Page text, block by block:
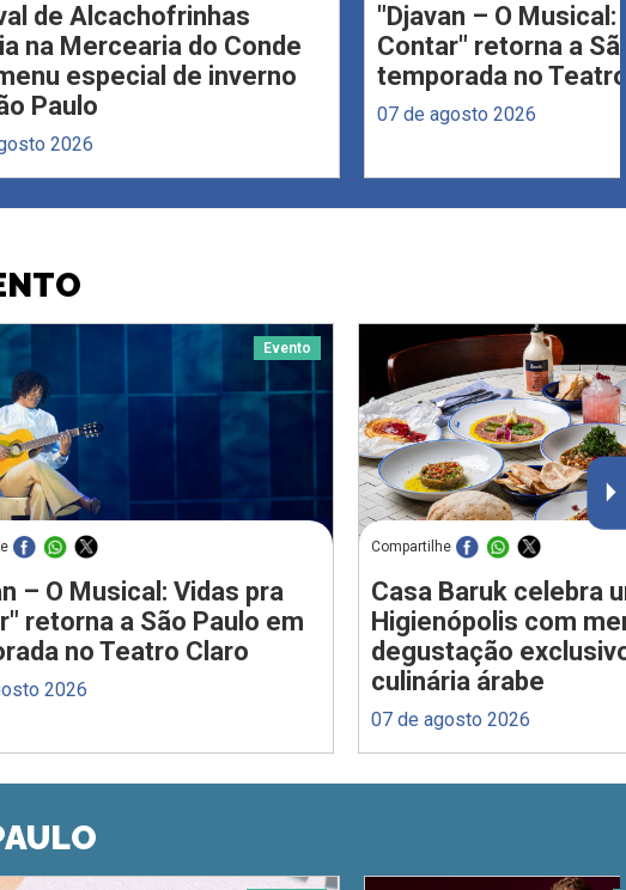
de Alcachofrinhas
na Mercearia do Conde
especial de inverno
Paulo
2026
"Djavan – O Musical:
Contar" retorna a
temporada no
07 de agosto 2026
Evento
– O Musical: Vidas pra
retorna a São Paulo em
no Teatro Claro
2026
Compartilhe
Casa Baruk celebra
Higienópolis com
degustação
culinária árabe
07 de agosto 2026